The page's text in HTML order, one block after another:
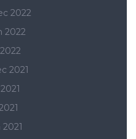
2022
2022
2021